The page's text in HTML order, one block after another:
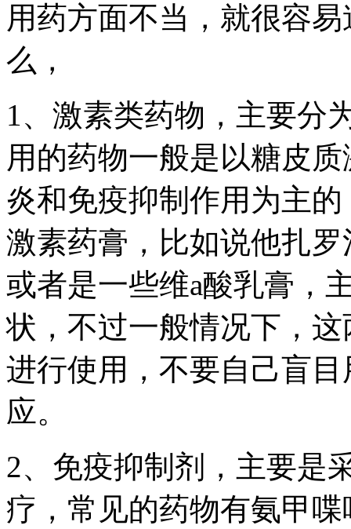
用药方面不当，就很容
么，
1、激素类药物，主要分
用的药物一般是以糖皮
炎和免疫抑制作用为主
激素药膏，比如说他扎
或者是一些维a酸乳膏，
状，不过一般情况下，
进行使用，不要自己盲
应。
2、免疫抑制剂，主要是
疗，常见的药物有氨甲